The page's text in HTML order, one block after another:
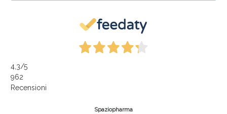
4,3/5
962
Recensioni
Spaziopharma